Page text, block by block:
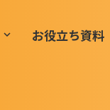
keyboard_arrow_down お役立ち資料